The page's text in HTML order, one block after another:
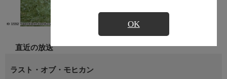
OK
直近の放送
ラスト・オブ・モヒカン